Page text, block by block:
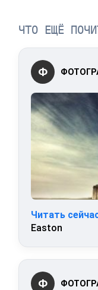
ЧТО ЕЩЁ
Ф
Читать
Easton
Ф